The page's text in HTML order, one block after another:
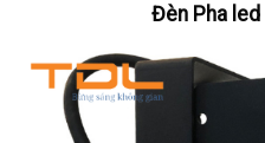
Đèn Pha